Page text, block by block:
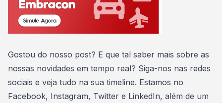
Gostou do nosso post? E que tal saber mais sobre as
nossas novidades em tempo real? Siga-nos nas redes
sociais e veja tudo na sua timeline. Estamos no
Facebook, Instagram, Twitter e LinkedIn, além de um